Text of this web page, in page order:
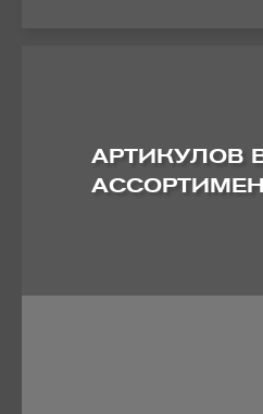
АРТИКУЛОВ